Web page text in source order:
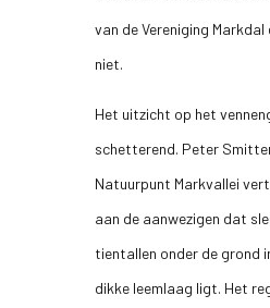
van de Vereniging
niet.
Het uitzicht op het
schetterend. Peter
Natuurpunt Markvallei
aan de aanwezigen dat
tientallen onder de grond
dikke leemlaag ligt. Het